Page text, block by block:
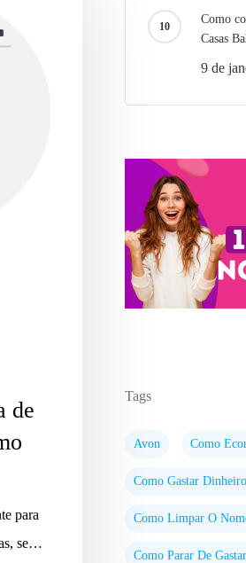
de
para
se…
Como
Casas
9 de
Tags
Avon Como
Como Gastar
Como Limpar O
Como Parar De